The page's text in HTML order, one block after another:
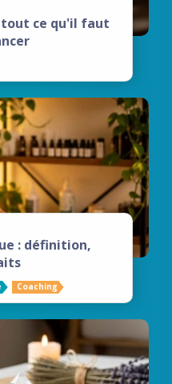
tout ce qu'il faut
: définition,
Coaching